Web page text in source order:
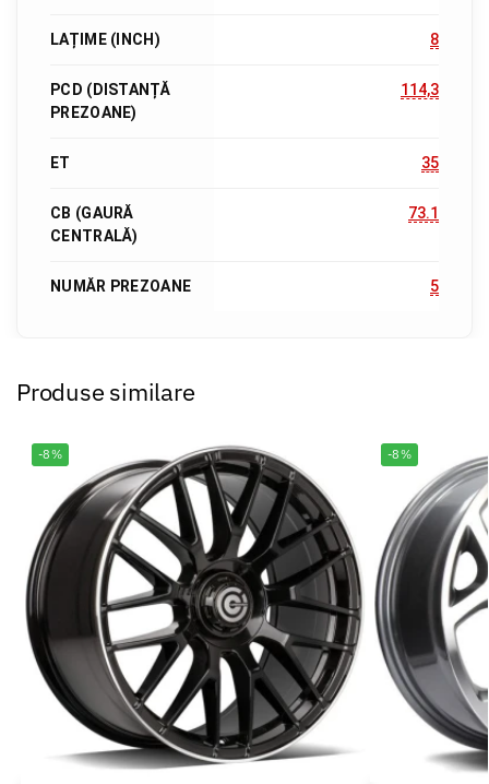
LAȚIME (INCH) 8
PCD (DISTANȚĂ
PREZOANE)
114,3
ET 35
CB (GAURĂ
CENTRALĂ)
73.1
NUMĂR PREZOANE 5
Produse similare
-8% -8%